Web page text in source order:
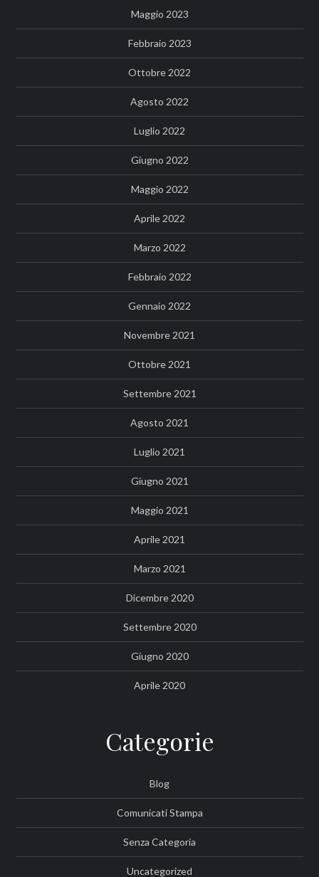
Maggio 2023
Febbraio 2023
Ottobre 2022
Agosto 2022
Luglio 2022
Giugno 2022
Maggio 2022
Aprile 2022
Marzo 2022
Febbraio 2022
Gennaio 2022
Novembre 2021
Ottobre 2021
Settembre 2021
Agosto 2021
Luglio 2021
Giugno 2021
Maggio 2021
Aprile 2021
Marzo 2021
Dicembre 2020
Settembre 2020
Giugno 2020
Aprile 2020
Categorie
Blog
Comunicati Stampa
Senza Categoria
Uncategorized